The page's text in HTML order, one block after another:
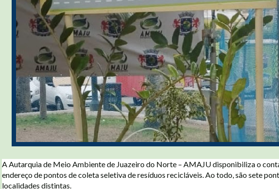
A Autarquia de Meio Ambiente de Juazeiro do Norte – AMAJU disponibiliza o
endereço de pontos de coleta seletiva de resíduos recicláveis. Ao todo, são sete
localidades distintas.